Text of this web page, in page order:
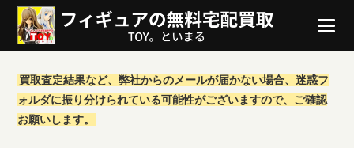
買取査定結果など、弊社からのメールが届かない場合、迷惑フ
ォルダに振り分けられている可能性がございますので、ご確認
お願いします。